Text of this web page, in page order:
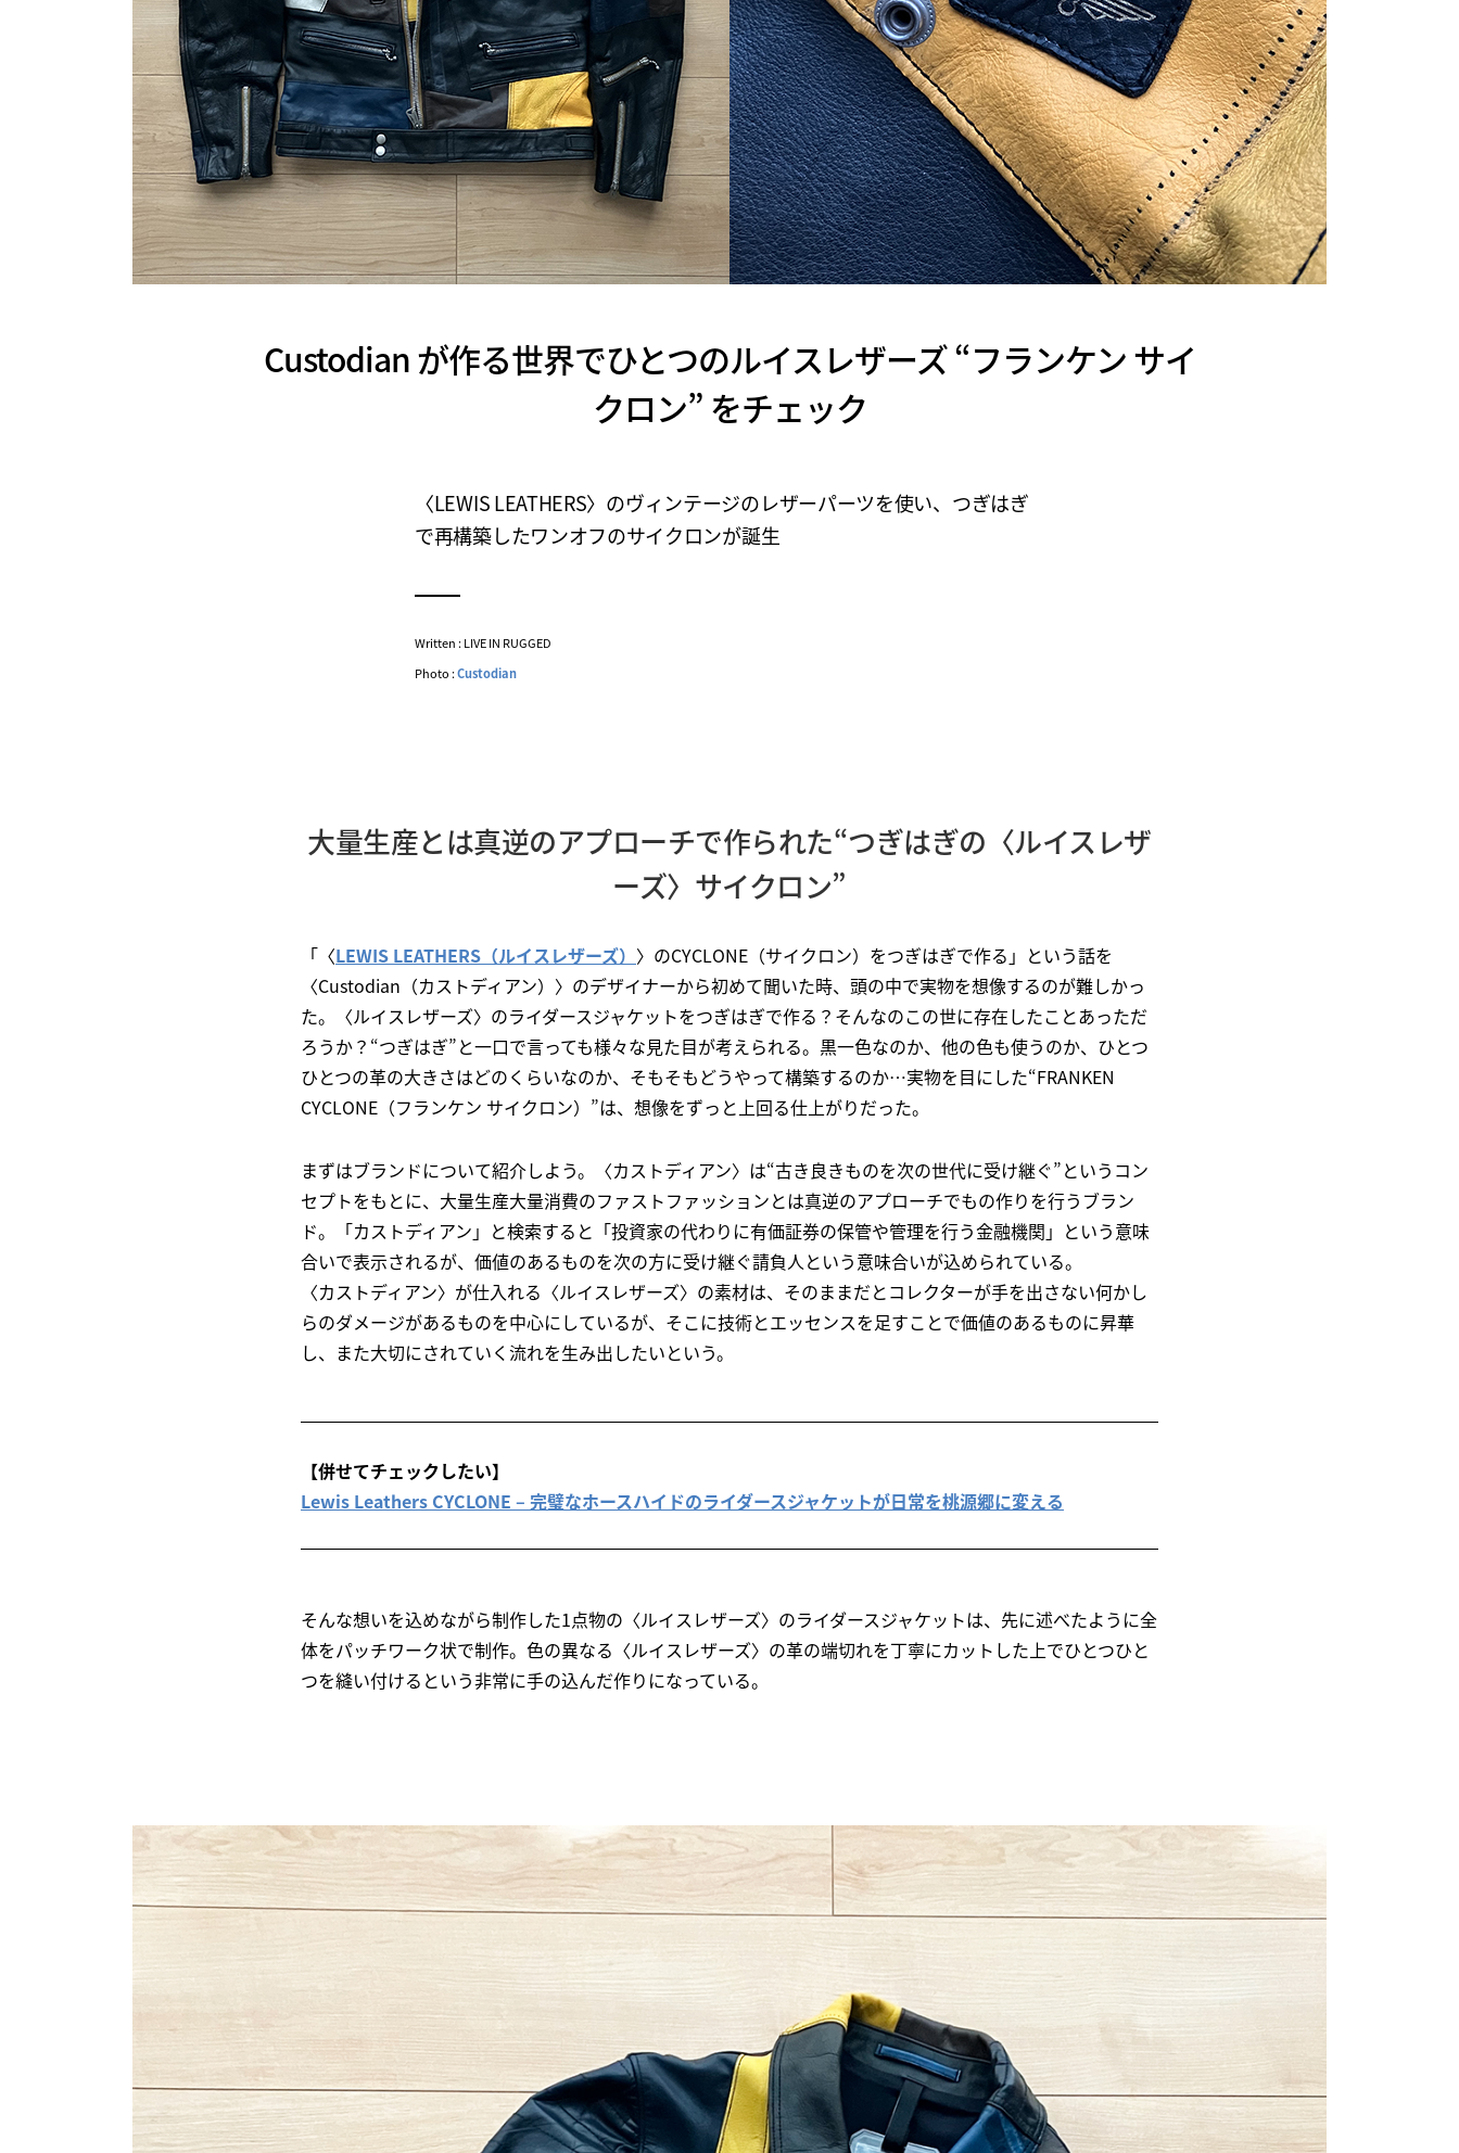
Custodian が作る世界でひとつのルイスレザーズ “フランケン サイ
クロン” をチェック
〈LEWIS LEATHERS〉のヴィンテージのレザーパーツを使い、つぎはぎ
で再構築したワンオフのサイクロンが誕生
Written : LIVE IN RUGGED
Photo :Custodian
大量生産とは真逆のアプローチで作られた“つぎはぎの〈ルイスレザ
ーズ〉サイクロン”
「〈LEWIS LEATHERS（ルイスレザーズ） 〉のCYCLONE（サイクロン）をつぎはぎで作る」という話を
〈Custodian（カストディアン）〉のデザイナーから初めて聞いた時、頭の中で実物を想像するのが難しかっ
た。〈ルイスレザーズ〉のライダースジャケットをつぎはぎで作る？そんなのこの世に存在したことあっただ
ろうか？“つぎはぎ”と一口で言っても様々な見た目が考えられる。黒一色なのか、他の色も使うのか、ひとつ
ひとつの革の大きさはどのくらいなのか、そもそもどうやって構築するのか…実物を目にした“FRANKEN
CYCLONE（フランケン サイクロン）”は、想像をずっと上回る仕上がりだった。
まずはブランドについて紹介しよう。〈カストディアン〉は“古き良きものを次の世代に受け継ぐ”というコン
セプトをもとに、大量生産大量消費のファストファッションとは真逆のアプローチでもの作りを行うブラン
ド。「カストディアン」と検索すると「投資家の代わりに有価証券の保管や管理を行う金融機関」という意味
合いで表示されるが、価値のあるものを次の方に受け継ぐ請負人という意味合いが込められている。
〈カストディアン〉が仕入れる〈ルイスレザーズ〉の素材は、そのままだとコレクターが手を出さない何かし
らのダメージがあるものを中心にしているが、そこに技術とエッセンスを足すことで価値のあるものに昇華
し、また大切にされていく流れを生み出したいという。
【併せてチェックしたい】
Lewis Leathers CYCLONE – 完璧なホースハイドのライダースジャケットが日常を桃源郷に変える
そんな想いを込めながら制作した1点物の〈ルイスレザーズ〉のライダースジャケットは、先に述べたように全
体をパッチワーク状で制作。色の異なる〈ルイスレザーズ〉の革の端切れを丁寧にカットした上でひとつひと
つを縫い付けるという非常に手の込んだ作りになっている。